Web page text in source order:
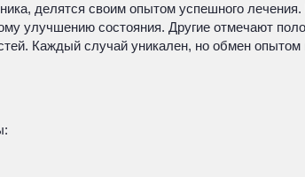
делятся своим опытом успешного
улучшению состояния. Другие отмечают
Каждый случай уникален, но обмен